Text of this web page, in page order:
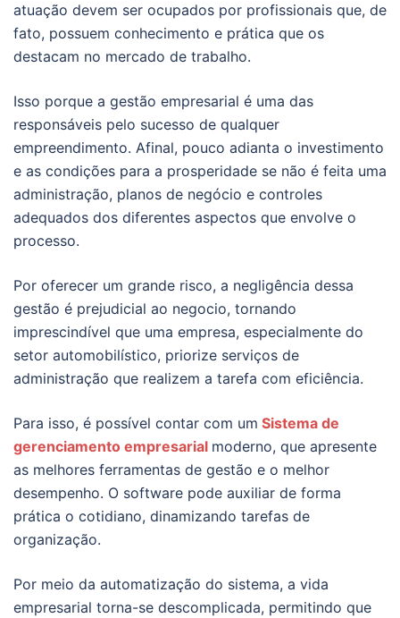
atuação devem ser ocupados por profissionais que, de
fato, possuem conhecimento e prática que os
destacam no mercado de trabalho.
Isso porque a gestão empresarial é uma das
responsáveis pelo sucesso de qualquer
empreendimento. Afinal, pouco adianta o investimento
e as condições para a prosperidade se não é feita uma
administração, planos de negócio e controles
adequados dos diferentes aspectos que envolve o
processo.
Por oferecer um grande risco, a negligência dessa
gestão é prejudicial ao negocio, tornando
imprescindível que uma empresa, especialmente do
setor automobilístico, priorize serviços de
administração que realizem a tarefa com eficiência.
Para isso, é possível contar com um Sistema de
gerenciamento empresarial moderno, que apresente
as melhores ferramentas de gestão e o melhor
desempenho. O software pode auxiliar de forma
prática o cotidiano, dinamizando tarefas de
organização.
Por meio da automatização do sistema, a vida
empresarial torna-se descomplicada, permitindo que